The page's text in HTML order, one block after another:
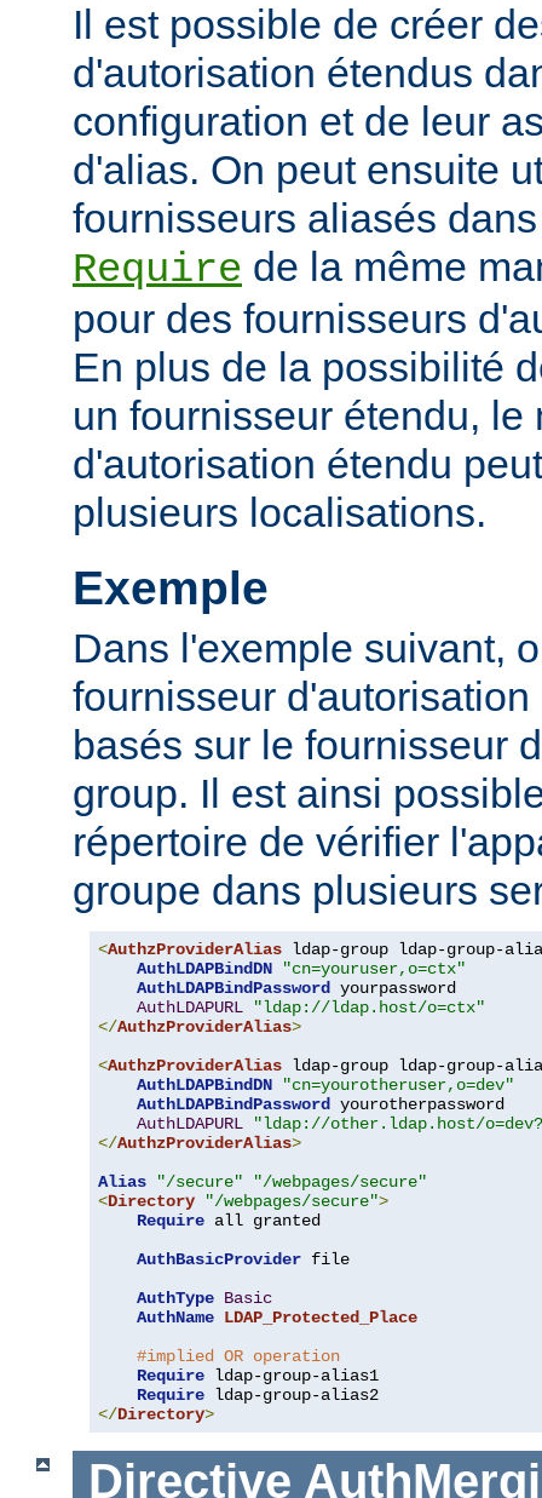
Il est possible de créer
d'autorisation étendus
configuration et de leur
d'alias. On peut ensuite
fournisseurs aliasés
Require de la même
pour des fournisseurs
En plus de la possibilité
un fournisseur étendu, le
d'autorisation étendu
plusieurs localisations.
Exemple
Dans l'exemple suivant,
fournisseur
basés sur le fournisseur
group. Il est ainsi
répertoire de vérifier
groupe dans plusieurs
<AuthzProviderAlias ldap-group ldap-group-
AuthLDAPBindDN
"cn=youruser,o=ctx"
AuthLDAPBindPassword yourpassword
AuthLDAPURL
"ldap://ldap.host/o=ctx"
</AuthzProviderAlias>
<AuthzProviderAlias ldap-group ldap-group-
AuthLDAPBindDN
"cn=yourotheruser,o=dev"
AuthLDAPBindPassword yourotherpassword
AuthLDAPURL
"ldap://other.ldap.host/
</AuthzProviderAlias>
Alias
"/secure"
"/webpages/secure"
<Directory "/webpages/secure">
Require all granted
AuthBasicProvider file
AuthType Basic
AuthName LDAP_Protected_Place
#implied OR operation
Require ldap-group-alias1
Require
</Directory>
Directive